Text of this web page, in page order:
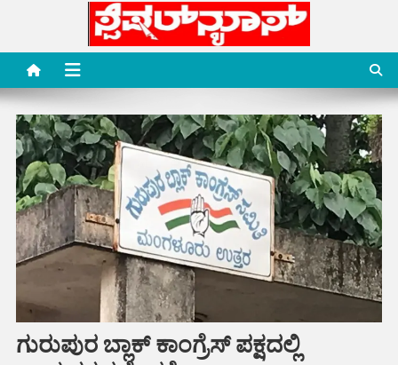
content
Special News Media
Special News Media
ಗುರುಪುರ ಬ್ಲಾಕ್ ಕಾಂಗ್ರೆಸ್ ಪಕ್ಷದಲ್ಲಿ